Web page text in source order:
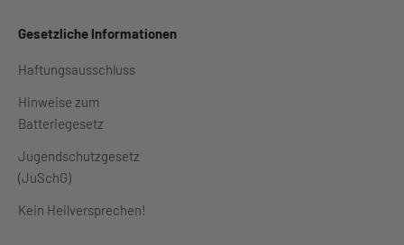
Gesetzliche Informationen
Haftungsausschluss
Hinweise zum
Batteriegesetz
Jugendschutzgesetz
(JuSchG)
Kein Heilversprechen!